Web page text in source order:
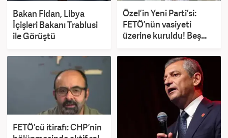
Bakan Fidan, Libya
İçişleri Bakanı Trablusi
ile Görüştü
Özel’in Yeni Parti’si:
FETÖ’nün vasiyeti
üzerine kuruldu! Beş
bağış
FETÖ’cü itirafı: CHP’nin